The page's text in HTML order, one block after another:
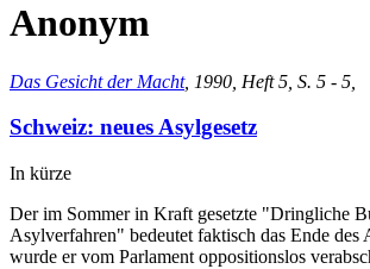
Anonym
Das Gesicht der Macht, 1990, Heft 5, S. 5 - 5,
Schweiz: neues Asylgesetz
In kürze
Der im Sommer in Kraft gesetzte "Dringliche
Asylverfahren" bedeutet faktisch das Ende des
wurde er vom Parlament oppositionslos